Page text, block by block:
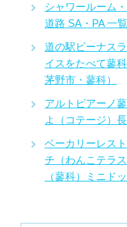
シャワールーム
道路 SA・PA 一覧
道の駅ビーナス
イスをたべて蓼
茅野市・蓼科）
アルトピアーノ
よ（コテージ）
ベーカリーレス
チ（わんこテラ
（蓼科）ミニド